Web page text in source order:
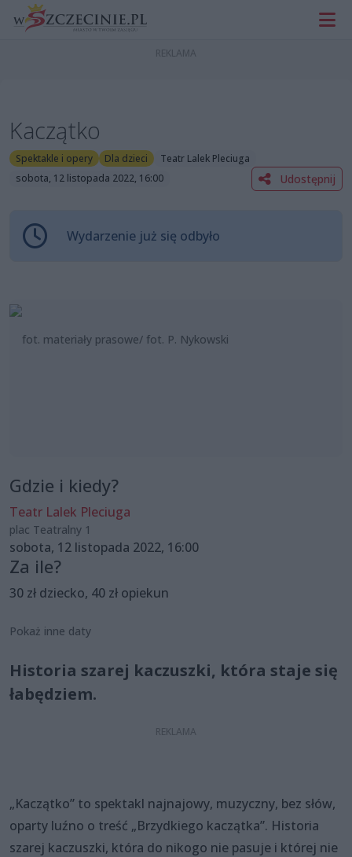
Kaczątko
Spektakle i opery Dla dzieci
Teatr Lalek Pleciuga
sobota, 12 listopada 2022, 16:00
Udostępnij
Wydarzenie już się odbyło
fot. materiały prasowe/ fot. P. Nykowski
Gdzie i kiedy?
Teatr Lalek Pleciuga
plac Teatralny 1
sobota, 12 listopada 2022, 16:00
Za ile?
30 zł dziecko, 40 zł opiekun
Pokaż inne daty
Historia szarej kaczuszki, która staje się
łabędziem.
„Kaczątko” to spektakl najnajowy, muzyczny, bez słów,
oparty luźno o treść „Brzydkiego kaczątka”. Historia
szarej kaczuszki, która do nikogo nie pasuje i której nie